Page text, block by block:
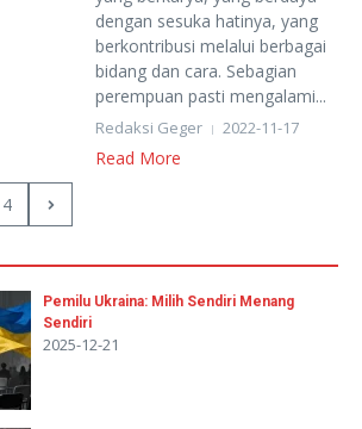
dengan sesuka hatinya, yang
berkontribusi melalui berbagai
bidang dan cara. Sebagian
perempuan pasti mengalami...
Redaksi Geger 2022-11-17
Read More
4
Pemilu Ukraina: Milih Sendiri Menang
Sendiri
2025-12-21